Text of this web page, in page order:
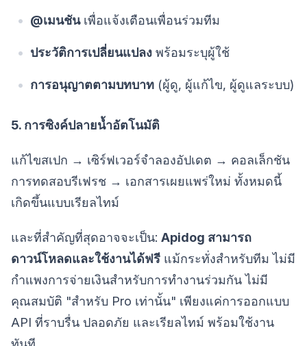
@เมนชันเพื่อแจ้งเตือนเพื่อนร่วมทีม
ประวัติการเปลี่ยนแปลง พร้อมระบุผู้ใช้
การอนุญาตตามบทบาท (ผู้ดู, ผู้แก้ไข, ผู้ดูแลระบบ)
5. การซิงค์ปลายน้ำอัตโนมัติ
แก้ไขสเปก → เซิร์ฟเวอร์จำลองอัปเดต → คอลเล็กชัน
การทดสอบรีเฟรช → เอกสารเผยแพร่ใหม่ ทั้งหมดนี้
เกิดขึ้นแบบเรียลไทม์
และที่สำคัญที่สุดอาจจะเป็น: Apidog สามารถ
ดาวน์โหลดและใช้งานได้ฟรี แม้กระทั่งสำหรับทีม ไม่มี
กำแพงการจ่ายเงินสำหรับการทำงานร่วมกัน ไม่มี
คุณสมบัติ "สำหรับ Pro เท่านั้น" เพียงแค่การออกแบบ
API ที่ราบรื่น ปลอดภัย และเรียลไทม์ พร้อมใช้งาน